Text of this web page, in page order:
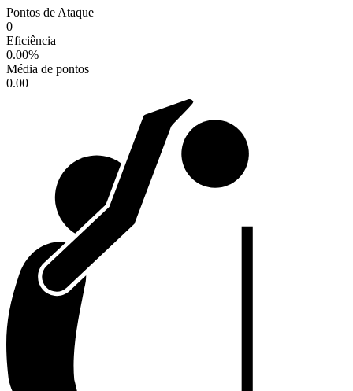
Pontos de Ataque
0
Eficiência
0.00%
Média de pontos
0.00